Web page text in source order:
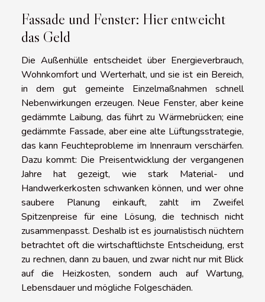
Fassade und Fenster: Hier entweicht
das Geld
Die Außenhülle entscheidet über Energieverbrauch,
Wohnkomfort und Werterhalt, und sie ist ein Bereich,
in dem gut gemeinte Einzelmaßnahmen schnell
Nebenwirkungen erzeugen. Neue Fenster, aber keine
gedämmte Laibung, das führt zu Wärmebrücken; eine
gedämmte Fassade, aber eine alte Lüftungsstrategie,
das kann Feuchteprobleme im Innenraum verschärfen.
Dazu kommt: Die Preisentwicklung der vergangenen
Jahre hat gezeigt, wie stark Material- und
Handwerkerkosten schwanken können, und wer ohne
saubere Planung einkauft, zahlt im Zweifel
Spitzenpreise für eine Lösung, die technisch nicht
zusammenpasst. Deshalb ist es journalistisch nüchtern
betrachtet oft die wirtschaftlichste Entscheidung, erst
zu rechnen, dann zu bauen, und zwar nicht nur mit Blick
auf die Heizkosten, sondern auch auf Wartung,
Lebensdauer und mögliche Folgeschäden.